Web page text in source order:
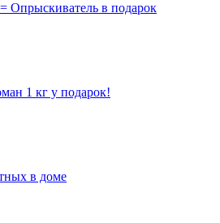
Опрыскиватель в подарок
1 кг у подарок!
в доме